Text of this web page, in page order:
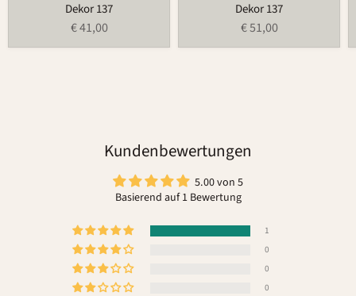
Dekor 137
€ 41,00
Dekor 137
€ 51,00
Kundenbewertungen
5.00 von 5
Basierend auf 1 Bewertung
1
0
0
0